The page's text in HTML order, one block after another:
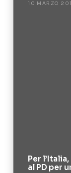
10 MARZO
Per
al PD per